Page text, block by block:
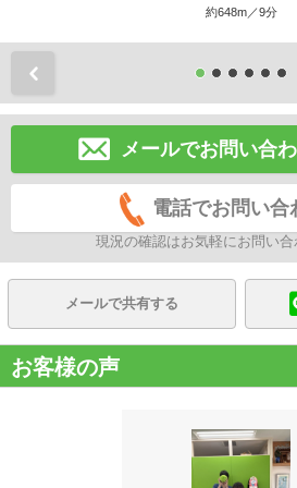
約648m／9分
メールでお問い合
電話でお問い合
現況の確認はお気軽にお問い合
メールで共有する
お客様の声